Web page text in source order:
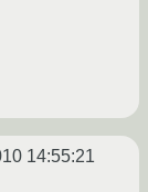
14:55:21